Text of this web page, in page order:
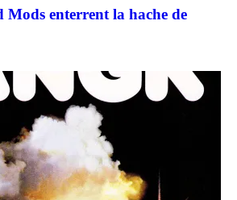
Mods enterrent la hache de